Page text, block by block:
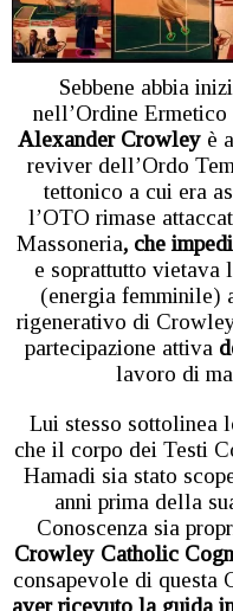
Sebbene abbia
nell’Ordine
Alexander Crowley è
reviver dell’Ordo
tettonico a cui era
l’OTO rimase
Massoneria, che
e soprattutto vietava
(energia femminile)
rigenerativo di
partecipazione attiva
lavoro di
Lui stesso sottolinea
che il corpo dei Testi
Hamadi sia stato
anni prima della
Conoscenza sia
Crowley Catholic
consapevole di questa